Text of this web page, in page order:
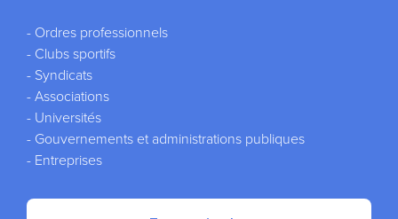
- Ordres professionnels
- Clubs sportifs
- Syndicats
- Associations
- Universités
- Gouvernements et administrations publiques
- Entreprises